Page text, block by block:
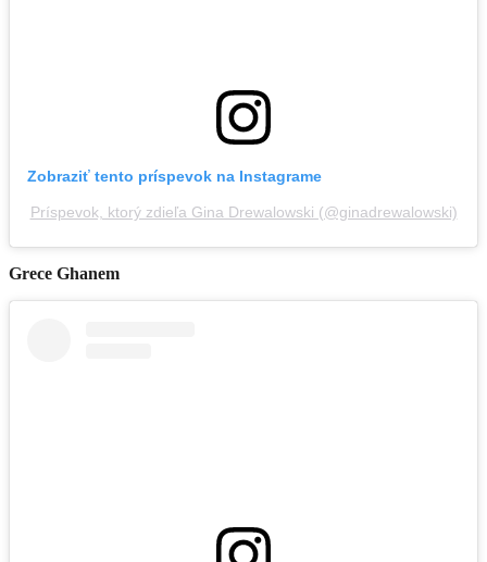
Zobraziť tento príspevok na Instagrame
Príspevok, ktorý zdieľa Gina Drewalowski (@ginadrewalowski)
Grece Ghanem